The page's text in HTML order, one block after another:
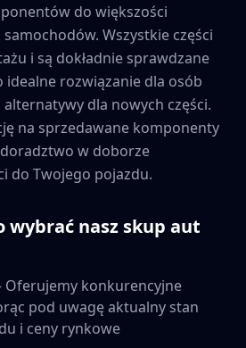
do większości
Wszystkie części
i są dokładnie sprawdzane
idealne rozwiązanie dla osób
dla nowych części.
na sprzedawane komponenty
w doborze
do Twojego pojazdu.
wybrać nasz skup aut
Oferujemy konkurencyjne
pod uwagę aktualny stan
i ceny rynkowe